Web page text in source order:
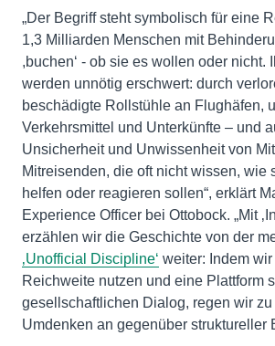
„Der Begriff steht symbolisch für eine
1,3 Milliarden Menschen mit
,buchen‘ - ob sie es wollen oder nicht.
werden unnötig erschwert: durch
beschädigte Rollstühle an Flughäfen,
Verkehrsmittel und Unterkünfte – und
Unsicherheit und Unwissenheit von
Mitreisenden, die oft nicht wissen, wie
helfen oder reagieren sollen“, erklärt
Experience Officer bei Ottobock. „Mit
erzählen wir die Geschichte von der
‚Unofficial Discipline‘ weiter: Indem
Reichweite nutzen und eine Plattform
gesellschaftlichen Dialog, regen wir
Umdenken an gegenüber struktureller